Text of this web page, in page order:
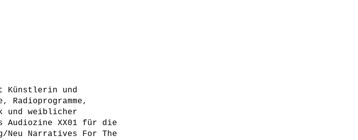
Künstlerin und
und weiblicher
Audiozine XX01 für die
Neu Narratives For The